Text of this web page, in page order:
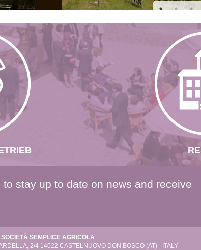
stay up to date on news and receive
SEMPLICE AGRICOLA
2/4 14022 CASTELNUOVO DON BOSCO (AT) - ITALY